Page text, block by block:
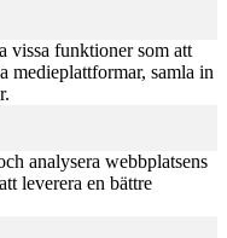
vissa funktioner som att
medieplattformar, samla in
analysera webbplatsens
leverera en bättre